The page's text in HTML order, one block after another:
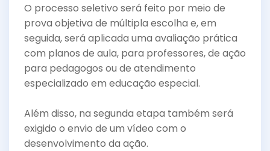
O processo seletivo será feito por meio de
prova objetiva de múltipla escolha e, em
seguida, será aplicada uma avaliação prática
com planos de aula, para professores, de ação
para pedagogos ou de atendimento
especializado em educação especial.
Além disso, na segunda etapa também será
exigido o envio de um vídeo com o
desenvolvimento da ação.